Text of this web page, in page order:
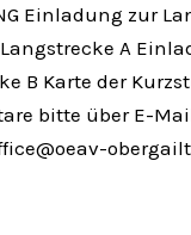
Einladung zur
A
B Karte der
bitte über E-